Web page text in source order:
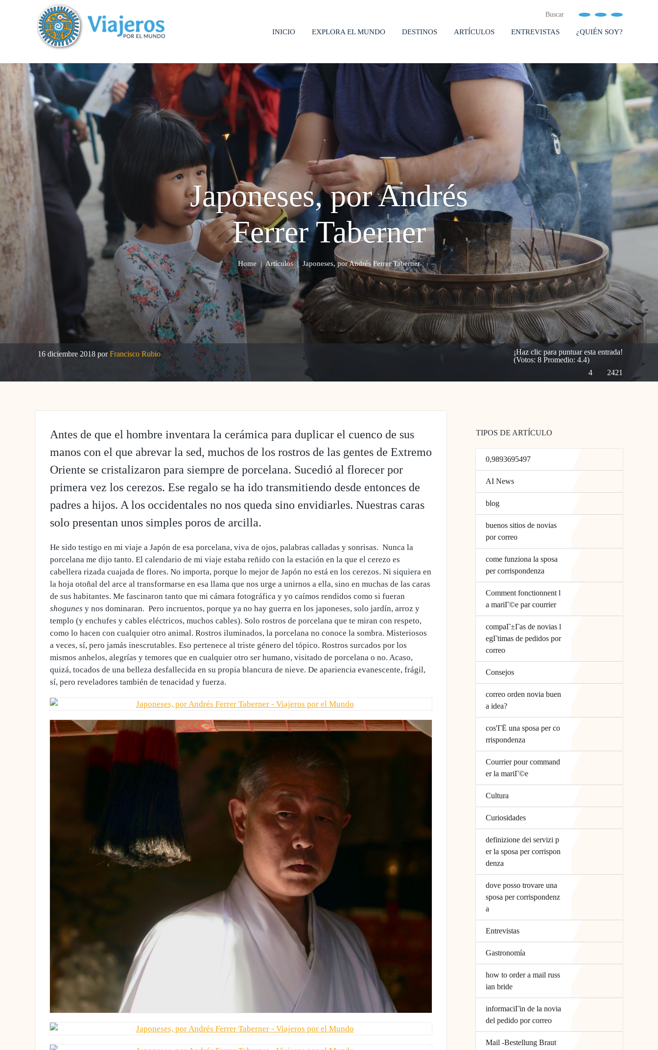
replica rolex air king watches
INICIO EXPLORA EL MUNDO DESTINOS ARTÍCULOS ENTREVISTAS ¿QUIÉN SOY?
Japoneses, por Andrés
Ferrer Taberner
Home |Artículos |Japoneses, por Andrés Ferrer Taberner
16 diciembre 2018 porFrancisco Rubio
¡Haz clic para puntuar esta entrada!
(Votos: 8 Promedio: 4.4)
2421
4
Antes de que el hombre inventara la cerámica para duplicar el cuenco de sus
manos con el que abrevar la sed, muchos de los rostros de las gentes de Extremo
Oriente se cristalizaron para siempre de porcelana. Sucedió al florecer por
primera vez los cerezos. Ese regalo se ha ido transmitiendo desde entonces de
padres a hijos. A los occidentales no nos queda sino envidiarles. Nuestras caras
solo presentan unos simples poros de arcilla.
He sido testigo en mi viaje a Japón de esa porcelana, viva de ojos, palabras calladas y sonrisas. Nunca la
porcelana me dijo tanto. El calendario de mi viaje estaba reñido con la estación en la que el cerezo es
cabellera rizada cuajada de flores. No importa, porque lo mejor de Japón no está en los cerezos. Ni siquiera en
la hoja otoñal del arce al transformarse en esa llama que nos urge a unirnos a ella, sino en muchas de las caras
de sus habitantes. Me fascinaron tanto que mi cámara fotográfica y yo caímos rendidos como si fueran
shogunes y nos dominaran. Pero incruentos, porque ya no hay guerra en los japoneses, solo jardín, arroz y
templo (y enchufes y cables eléctricos, muchos cables). Solo rostros de porcelana que te miran con respeto,
como lo hacen con cualquier otro animal. Rostros iluminados, la porcelana no conoce la sombra. Misteriosos
a veces, sí, pero jamás inescrutables. Eso pertenece al triste género del tópico. Rostros surcados por los
mismos anhelos, alegrías y temores que en cualquier otro ser humano, visitado de porcelana o no. Acaso,
quizá, tocados de una belleza desfallecida en su propia blancura de nieve. De apariencia evanescente, frágil,
sí, pero reveladores también de tenacidad y fuerza.
TIPOS DE ARTÍCULO
0,9893695497
AI News
blog
buenos sitios de novias
por correo
come funziona la sposa
per corrispondenza
Comment fonctionnent l
a mariГ©e par courrier
compaГ±Г­as de novias l
egГ­timas de pedidos por
correo
Consejos
correo orden novia buen
a idea?
cos'ГЁ una sposa per co
rrispondenza
Courrier pour command
er la mariГ©e
Cultura
Curiosidades
definizione dei servizi p
er la sposa per corrispon
denza
dove posso trovare una
sposa per corrispondenz
a
Entrevistas
Gastronomía
how to order a mail russ
ian bride
informaciГіn de la novia
del pedido por correo
Mail -Bestellung Braut